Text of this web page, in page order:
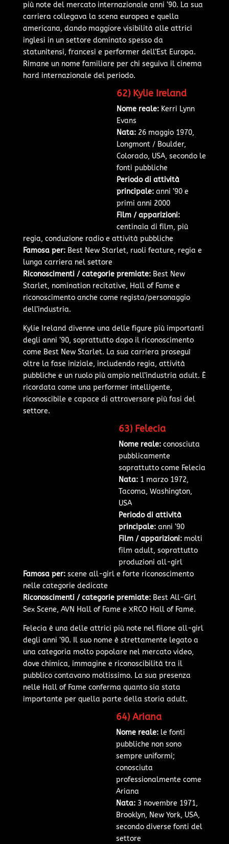
più note del mercato internazionale anni ’90. La sua
carriera collegava la scena europea e quella
americana, dando maggiore visibilità alle attrici
inglesi in un settore dominato spesso da
statunitensi, francesi e performer dell’Est Europa.
Rimane un nome familiare per chi seguiva il cinema
hard internazionale del periodo.
62) Kylie Ireland
Nome reale:Kerri Lynn
Evans
Nata:26 maggio 1970,
Longmont / Boulder,
Colorado, USA, secondo le
fonti pubbliche
Periodo di attività
principale:anni ’90 e
primi anni 2000
Film / apparizioni:
centinaia di film, più
regia, conduzione radio e attività pubbliche
Famosa per:Best New Starlet, ruoli feature, regia e
lunga carriera nel settore
Riconoscimenti / categorie premiate:Best New
Starlet, nomination recitative, Hall of Fame e
riconoscimento anche come regista/personaggio
dell’industria.
Kylie Ireland divenne una delle figure più importanti
degli anni ’90, soprattutto dopo il riconoscimento
come Best New Starlet. La sua carriera proseguì
oltre la fase iniziale, includendo regia, attività
pubbliche e un ruolo più ampio nell’industria adult. È
ricordata come una performer intelligente,
riconoscibile e capace di attraversare più fasi del
settore.
63) Felecia
Nome reale:conosciuta
pubblicamente
soprattutto come Felecia
Nata:1 marzo 1972,
Tacoma, Washington,
USA
Periodo di attività
principale:anni ’90
Film / apparizioni:molti
film adult, soprattutto
produzioni all-girl
Famosa per:scene all-girl e forte riconoscimento
nelle categorie dedicate
Riconoscimenti / categorie premiate:Best All-Girl
Sex Scene, AVN Hall of Fame e XRCO Hall of Fame.
Felecia è una delle attrici più note nel filone all-girl
degli anni ’90. Il suo nome è strettamente legato a
una categoria molto popolare nel mercato video,
dove chimica, immagine e riconoscibilità tra il
pubblico contavano moltissimo. La sua presenza
nelle Hall of Fame conferma quanto sia stata
importante per quella parte della storia adult.
64) Ariana
Nome reale:le fonti
pubbliche non sono
sempre uniformi;
conosciuta
professionalmente come
Ariana
Nata:3 novembre 1971,
Brooklyn, New York, USA,
secondo diverse fonti del
settore